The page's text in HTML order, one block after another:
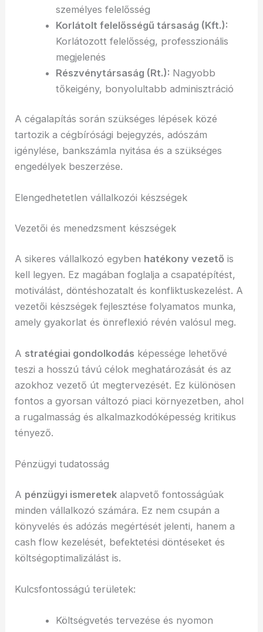
személyes felelősség
Korlátolt felelősségű társaság (Kft.):
Korlátozott felelősség, professzionális
megjelenés
Részvénytársaság (Rt.): Nagyobb
tőkeigény, bonyolultabb adminisztráció
A cégalapítás során szükséges lépések közé
tartozik a cégbírósági bejegyzés, adószám
igénylése, bankszámla nyitása és a szükséges
engedélyek beszerzése.
Elengedhetetlen vállalkozói készségek
Vezetői és menedzsment készségek
A sikeres vállalkozó egyben hatékony vezető is
kell legyen. Ez magában foglalja a csapatépítést,
motiválást, döntéshozatalt és konfliktuskezelést. A
vezetői készségek fejlesztése folyamatos munka,
amely gyakorlat és önreflexió révén valósul meg.
A stratégiai gondolkodás képessége lehetővé
teszi a hosszú távú célok meghatározását és az
azokhoz vezető út megtervezését. Ez különösen
fontos a gyorsan változó piaci környezetben, ahol
a rugalmasság és alkalmazkodóképesség kritikus
tényező.
Pénzügyi tudatosság
A pénzügyi ismeretek alapvető fontosságúak
minden vállalkozó számára. Ez nem csupán a
könyvelés és adózás megértését jelenti, hanem a
cash flow kezelését, befektetési döntéseket és
költségoptimalizálást is.
Kulcsfontosságú területek:
Költségvetés tervezése és nyomon